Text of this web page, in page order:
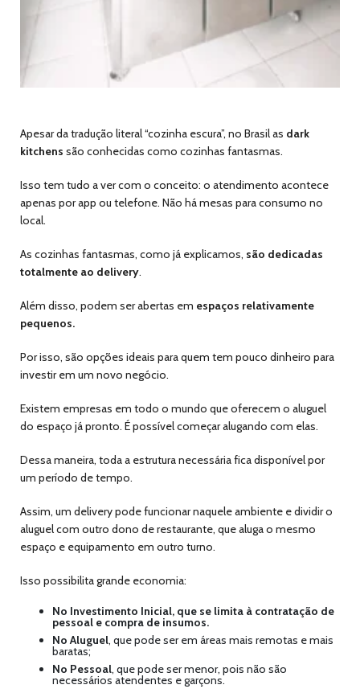
Apesar da tradução literal “cozinha escura”, no Brasil as dark
kitchens são conhecidas como cozinhas fantasmas.
Isso tem tudo a ver com o conceito: o atendimento acontece
apenas por app ou telefone. Não há mesas para consumo no
local.
As cozinhas fantasmas, como já explicamos, são dedicadas
totalmente ao delivery.
Além disso, podem ser abertas em espaços relativamente
pequenos.
Por isso, são opções ideais para quem tem pouco dinheiro para
investir em um novo negócio.
Existem empresas em todo o mundo que oferecem o aluguel
do espaço já pronto. É possível começar alugando com elas.
Dessa maneira, toda a estrutura necessária fica disponível por
um período de tempo.
Assim, um delivery pode funcionar naquele ambiente e dividir o
aluguel com outro dono de restaurante, que aluga o mesmo
espaço e equipamento em outro turno.
Isso possibilita grande economia:
No Investimento Inicial, que se limita à contratação de
pessoal e compra de insumos.
No Aluguel, que pode ser em áreas mais remotas e mais
baratas;
No Pessoal, que pode ser menor, pois não são
necessários atendentes e garçons.